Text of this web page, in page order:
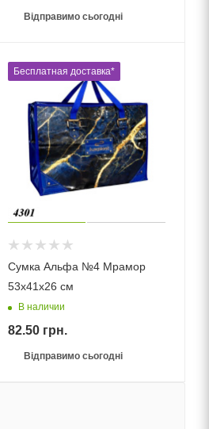
Відправимо сьогодні
Бесплатная доставка*
Сумка Альфа №4 Мрамор
53х41х26 см
В наличии
82.50грн.
Відправимо сьогодні